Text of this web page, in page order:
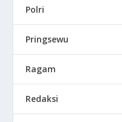
Polri
Pringsewu
Ragam
Redaksi